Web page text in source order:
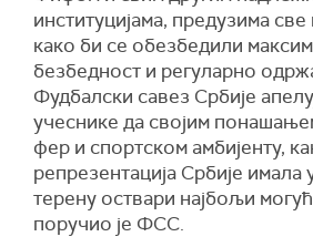
институцијама, предузима
како би се обезбедили
безбедност и регуларно
Фудбалски савез Србије
учеснике да својим
фер и спортском амбијенту,
репрезентација Србије имала
терену оствари најбољи
поручио је ФСС.